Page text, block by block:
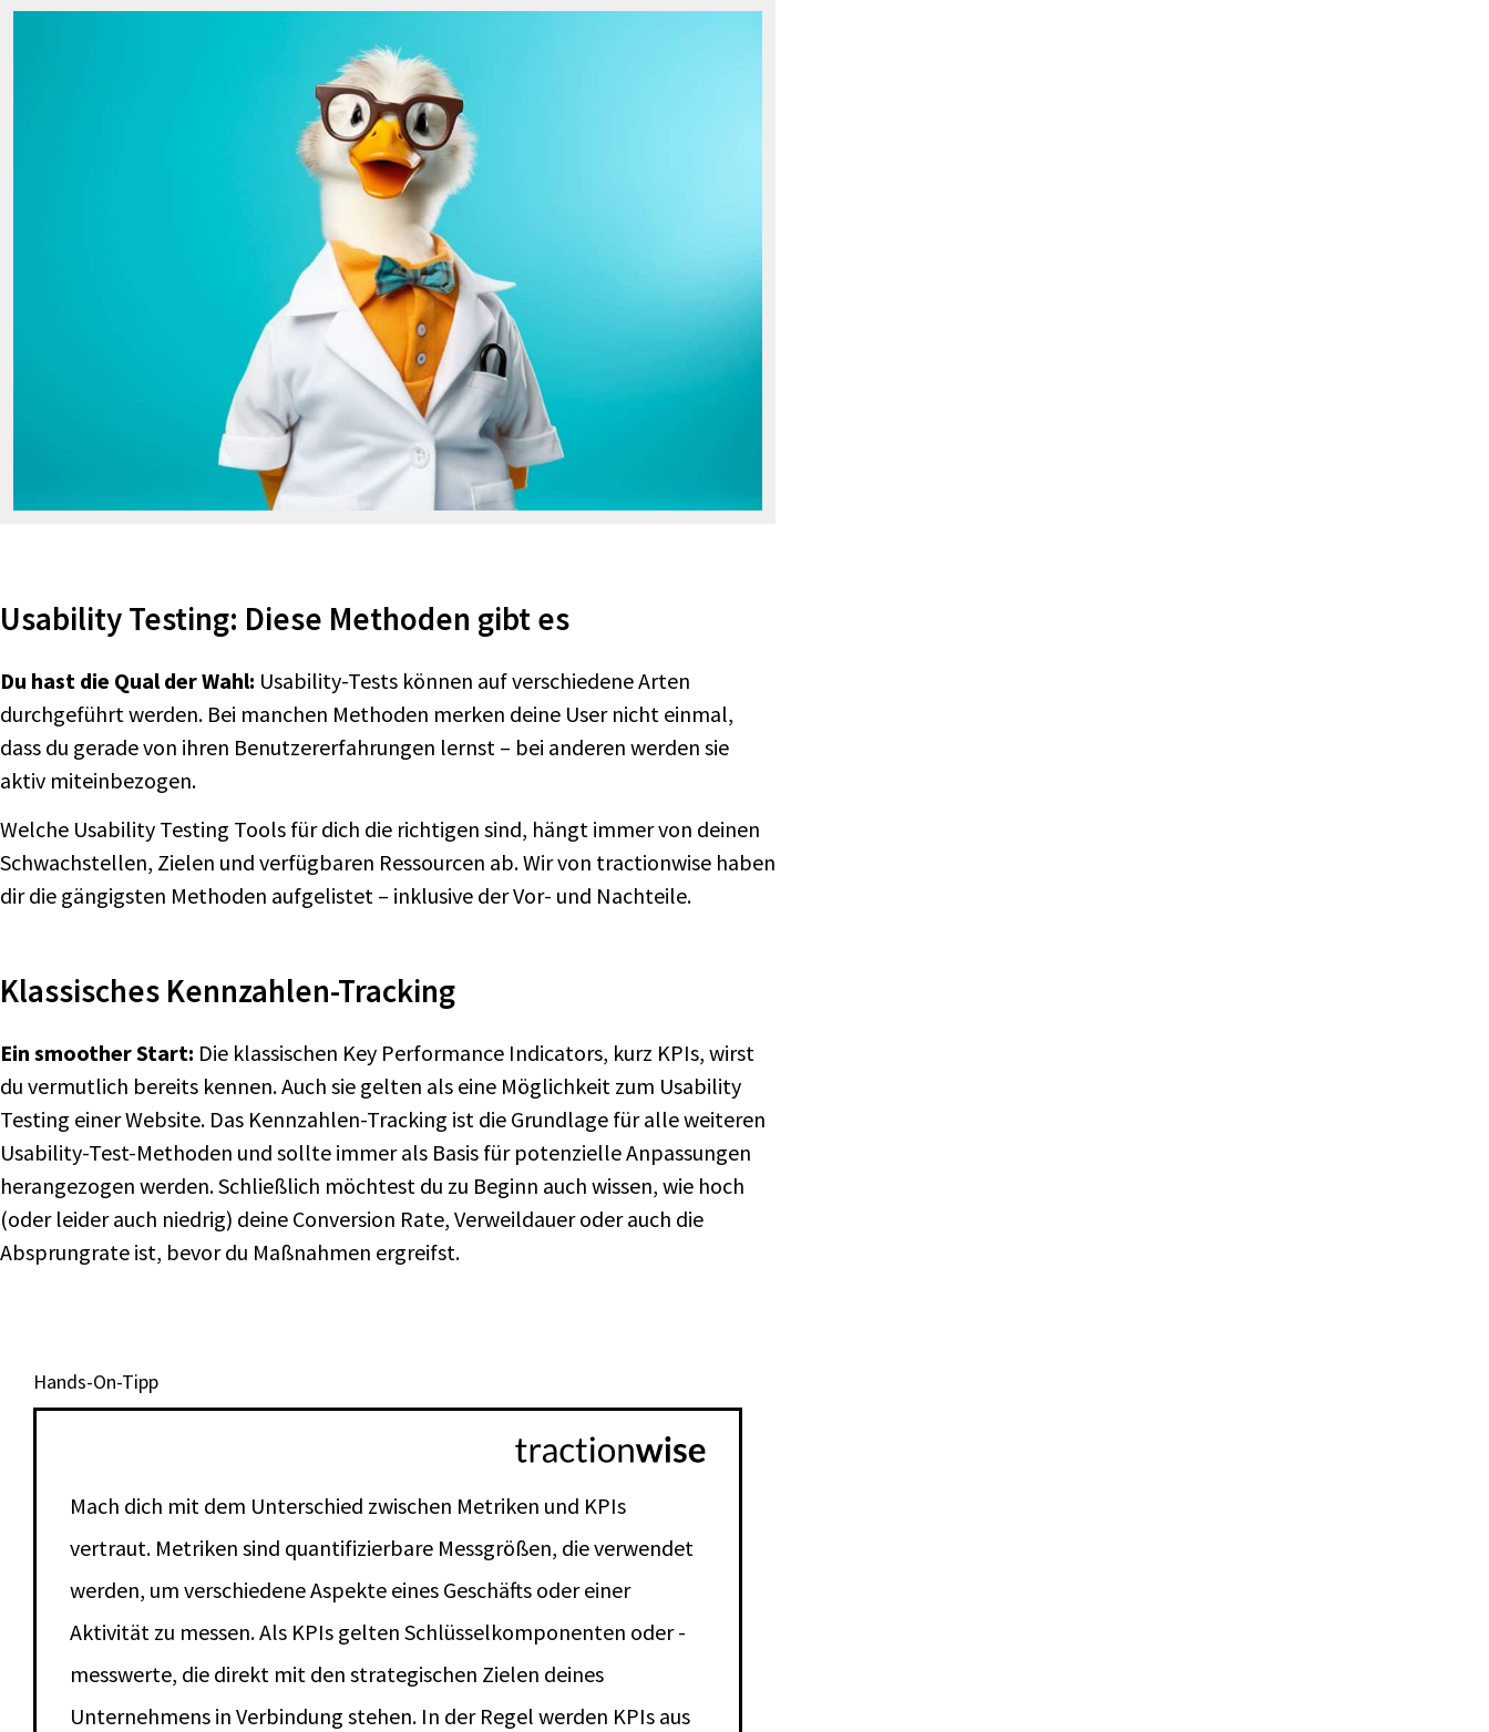
Usability Testing: Diese Methoden gibt es
Du hast die Qual der Wahl: Usability-Tests können auf verschiedene Arten
durchgeführt werden. Bei manchen Methoden merken deine User nicht einmal,
dass du gerade von ihren Benutzererfahrungen lernst – bei anderen werden sie
aktiv miteinbezogen.
Welche Usability Testing Tools für dich die richtigen sind, hängt immer von deinen
Schwachstellen, Zielen und verfügbaren Ressourcen ab. Wir von tractionwise haben
dir die gängigsten Methoden aufgelistet – inklusive der Vor- und Nachteile.
Klassisches Kennzahlen-Tracking
Ein smoother Start: Die klassischen Key Performance Indicators, kurz KPIs, wirst
du vermutlich bereits kennen. Auch sie gelten als eine Möglichkeit zum Usability
Testing einer Website. Das Kennzahlen-Tracking ist die Grundlage für alle weiteren
Usability-Test-Methoden und sollte immer als Basis für potenzielle Anpassungen
herangezogen werden. Schließlich möchtest du zu Beginn auch wissen, wie hoch
(oder leider auch niedrig) deine Conversion Rate, Verweildauer oder auch die
Absprungrate ist, bevor du Maßnahmen ergreifst.
Hands-On-Tipp
Mach dich mit dem Unterschied zwischen Metriken und KPIs
vertraut. Metriken sind quantifizierbare Messgrößen, die verwendet
werden, um verschiedene Aspekte eines Geschäfts oder einer
Aktivität zu messen. Als KPIs gelten Schlüsselkomponenten oder -
messwerte, die direkt mit den strategischen Zielen deines
Unternehmens in Verbindung stehen. In der Regel werden KPIs aus